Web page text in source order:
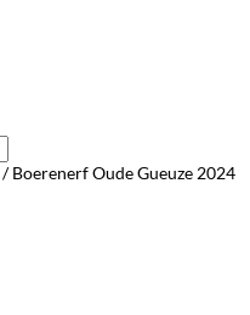
/ Boerenerf Oude Gueuze 2024